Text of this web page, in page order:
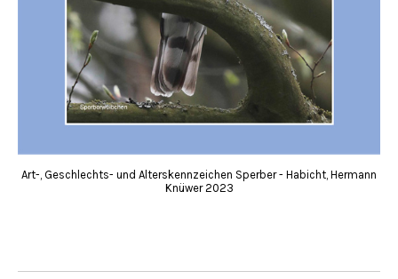
Art-, Geschlechts- und Alterskennzeichen Sperber - Habicht, Hermann
Knüwer 2023